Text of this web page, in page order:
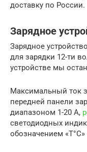
доставку по России.
Зарядное
Зарядное
для зарядки 12-ти
устройстве мы
Максимальный ток
передней панели
диапазоном 1-20 А,
светодиодных
обозначением «T°С»